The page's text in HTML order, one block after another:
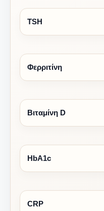
TSH
Φερριτίνη
Βιταμίνη D
HbA1c
CRP